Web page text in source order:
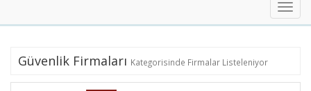
Güvenlik Firmaları Kategorisinde Firmalar Listeleniyor